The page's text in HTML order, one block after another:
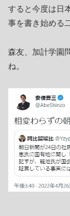
すると今度は日
事を書き始める
森友、加計学園
ね。